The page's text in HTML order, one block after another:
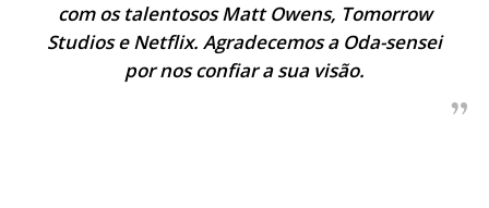
com os talentosos Matt Owens, Tomorrow
Studios e Netflix. Agradecemos a Oda-sensei
por nos confiar a sua visão.